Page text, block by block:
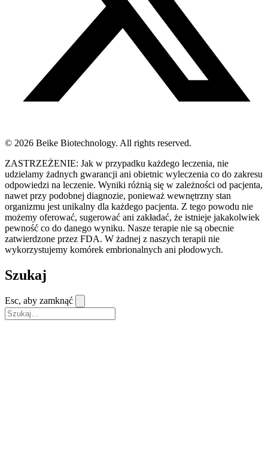
© 2026 Beike Biotechnology. All rights reserved.
ZASTRZEŻENIE: Jak w przypadku każdego leczenia, nie
udzielamy żadnych gwarancji ani obietnic wyleczenia co do zakresu
odpowiedzi na leczenie. Wyniki różnią się w zależności od pacjenta,
nawet przy podobnej diagnozie, ponieważ wewnętrzny stan
organizmu jest unikalny dla każdego pacjenta. Z tego powodu nie
możemy oferować, sugerować ani zakładać, że istnieje jakakolwiek
pewność co do danego wyniku. Nasze terapie nie są obecnie
zatwierdzone przez FDA. W żadnej z naszych terapii nie
wykorzystujemy komórek embrionalnych ani płodowych.
Szukaj
Esc, aby zamknąć